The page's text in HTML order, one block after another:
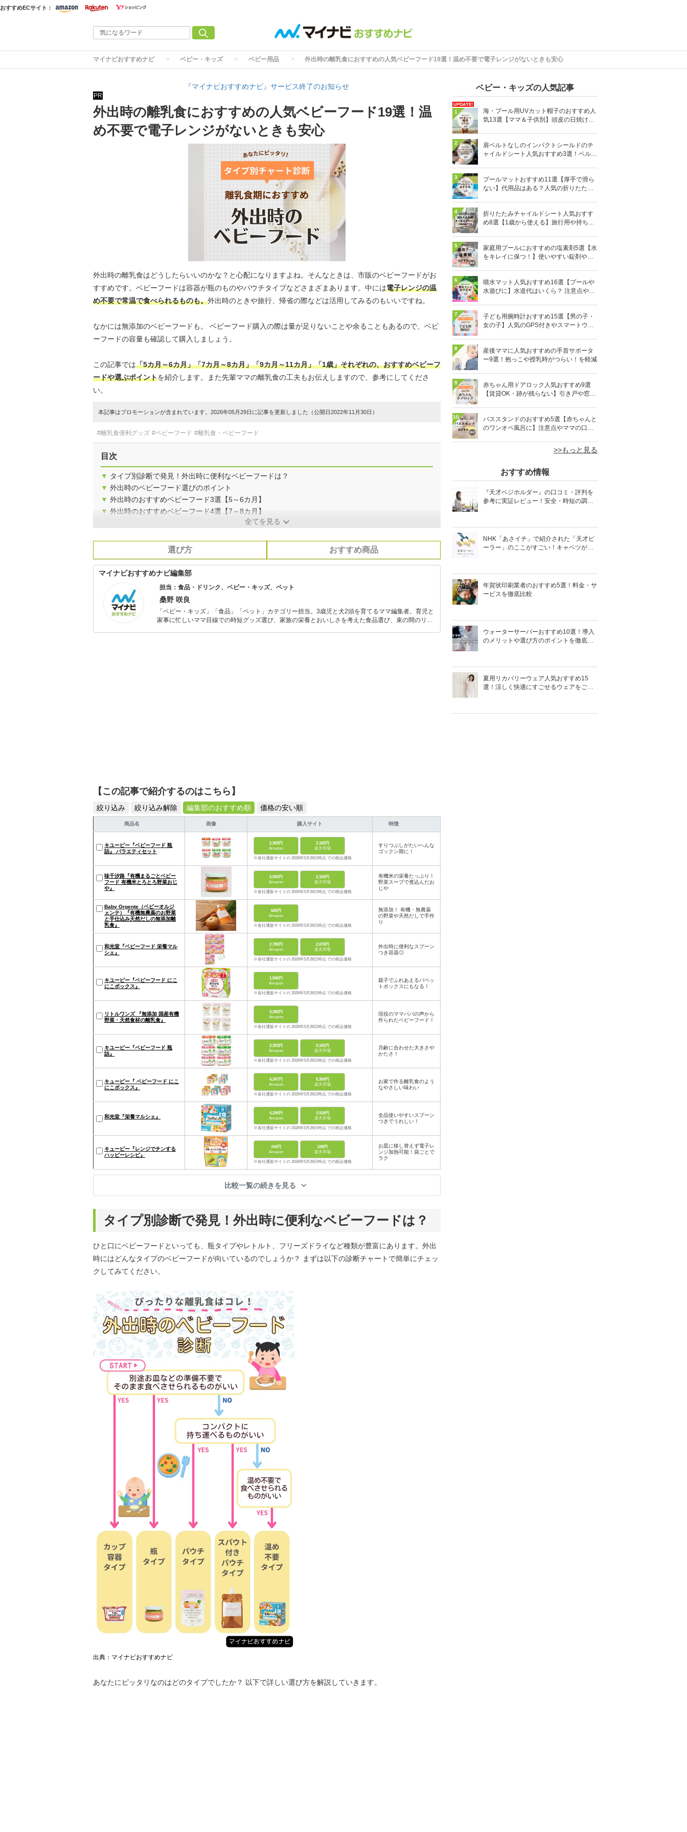
おすすめECサイト：
マイナビおすすめナビ ベビー・キッズ ベビー用品 外出時の離乳食におすすめの人気ベビーフード19選！温め不要で電子レンジがないときも安心
『マイナビおすすめナビ』サービス終了のお知らせ
PR
外出時の離乳食におすすめの人気ベビーフード19選！温
め不要で電子レンジがないときも安心
外出時の離乳食はどうしたらいいのかな？と心配になりますよね。そんなときは、市販のベビーフードがお
すすめです。ベビーフードは容器が瓶のものやパウチタイプなどさまざまあります。中には電子レンジの温
め不要で常温で食べられるものも。外出時のときや旅行、帰省の際などは活用してみるのもいいですね。
なかには無添加のベビーフードも。 ベビーフード購入の際は量が足りないことや余ることもあるので、ベビ
ーフードの容量も確認して購入しましょう。
この記事では「5カ月～6カ月」「7カ月～8カ月」「9カ月～11カ月」「1歳」それぞれの、おすすめベビーフ
ードや選ぶポイントを紹介します。また先輩ママの離乳食の工夫もお伝えしますので、参考にしてくださ
い。
本記事はプロモーションが含まれています。2026年05月29日に記事を更新しました（公開日2022年11月30日）
#離乳食便利グッズ #ベビーフード #離乳食・ベビーフード
目次
▼ タイプ別診断で発見！外出時に便利なベビーフードは？
▼ 外出時のベビーフード選びのポイント
▼ 外出時のおすすめベビーフード3選【5～6カ月】
▼ 外出時のおすすめベビーフード4選【7～8カ月】
全てを見る
選び方 おすすめ商品
マイナビおすすめナビ編集部
担当：食品・ドリンク、ベビー・キッズ、ペット
桑野 咲良
「ベビー・キッズ」「食品」「ペット」カテゴリー担当。3歳児と犬2頭を育てるママ編集者。育児と
家事に忙しいママ目線での時短グッズ選び、家族の栄養とおいしさを考えた食品選び、束の間のリラ
【この記事で紹介するのはこちら】
絞り込み 絞り込み解除 編集部のおすすめ順 価格の安い順
商品名 画像 購入サイト 特徴
キユーピー『ベビーフード 瓶
詰』 バラエティセット
2,303円
Amazon
3,182円
楽天市場
※各社通販サイトの 2026年5月26日時点 での税込価格
すりつぶしがたいへんな
ゴックン期に！
味千汐路『有機まるごとベビー
フード 有機米とろとろ野菜おじ
や』
2,900円
Amazon
2,160円
楽天市場
※各社通販サイトの 2026年5月26日時点 での税込価格
有機米の栄養たっぷり！
野菜スープで煮込んだお
じや
Baby Orgente（ベビーオルジ
ェンテ）『有機無農薬のお野菜
と手仕込み天然だしの無添加離
乳食』
626円
Amazon
※各社通販サイトの 2026年5月26日時点 での税込価格
無添加！ 有機・無農薬
の野菜や天然だしで手作
り
和光堂『ベビーフード 栄養マル
シェ』
2,780円
Amazon
2,078円
楽天市場
※各社通販サイトの 2026年5月26日時点 での税込価格
外出時に便利なスプーン
つき容器◎
キユーピー『ベビーフード にこ
にこボックス』
1,566円
Amazon
※各社通販サイトの 2026年5月26日時点 での税込価格
親子でふれあえるパペッ
トボックスにもなる！
リトルワンズ 『無添加 国産有機
野菜・天然食材の離乳食』
3,280円
Amazon
※各社通販サイトの 2026年5月26日時点 での税込価格
現役のママパパの声から
作られたベビーフード！
キユーピー『ベビーフード 瓶
詰』
2,303円
Amazon
3,182円
楽天市場
※各社通販サイトの 2026年5月26日時点 での税込価格
月齢に合わせた大きさや
かたさ！
キューピー『 ベビーフード にこ
にこボックス』
4,347円
Amazon
5,369円
楽天市場
※各社通販サイトの 2026年5月26日時点 での税込価格
お家で作る離乳食のよう
なやさしい味わい
和光堂『栄養マルシェ』
4,290円
Amazon
3,918円
楽天市場
※各社通販サイトの 2026年5月26日時点 での税込価格
全品使いやすいスプーン
つきでうれしい！
キューピー『レンジでチンする
ハッピーレシピ』
194円
Amazon
249円
楽天市場
※各社通販サイトの 2026年5月26日時点 での税込価格
お皿に移し替えず電子レ
ンジ加熱可能！袋ごとで
ラク
比較一覧の続きを見る
タイプ別診断で発見！外出時に便利なベビーフードは？
ひと口にベビーフードといっても、瓶タイプやレトルト、フリーズドライなど種類が豊富にあります。外出
時にはどんなタイプのベビーフードが向いているのでしょうか？ まずは以下の診断チャートで簡単にチェッ
クしてみてください。
出典：マイナビおすすめナビ
あなたにピッタリなのはどのタイプでしたか？ 以下で詳しい選び方を解説していきます。
ベビー・キッズの人気記事
1
海・プール用UVカット帽子のおすすめ人
気13選【ママ＆子供別】頭皮の日焼け対
2
肩ベルトなしのインパクトシールドのチ
ャイルドシート人気おすすめ3選！ベルト
3
プールマットおすすめ11選【厚手で滑ら
ない】代用品はある？人気の折りたたみ
4
折りたたみチャイルドシート人気おすす
め8選【1歳から使える】旅行用や持ち運
5
家庭用プールにおすすめの塩素剤5選【水
をキレイに保つ！】使いやすい錠剤やパ
6
噴水マット人気おすすめ16選【プールや
水遊びに】水道代はいくら？ 注意点やデ
7
子ども用腕時計おすすめ15選【男の子・
女の子】人気のGPS付きやスマートウォ
8
産後ママに人気おすすめの手首サポータ
ー9選！抱っこや授乳時がつらい！を軽減
9
赤ちゃん用ドアロック人気おすすめ9選
【賃貸OK・跡が残らない】引き戸や窓対
10
バススタンドのおすすめ5選【赤ちゃんと
のワンオペ風呂に】注意点やママの口コ
>>もっと見る
おすすめ情報
『天才ベジホルダー』の口コミ・評判を
参考に実証レビュー！安全・時短の調理
NHK「あさイチ」で紹介された「天才ピ
ーラー」のここがすごい！キャベツがほ
年賀状印刷業者のおすすめ5選！料金・サ
ービスを徹底比較
ウォーターサーバーおすすめ10選！導入
のメリットや選び方のポイントを徹底解
夏用リカバリーウェア人気おすすめ15
選！涼しく快適にすごせるウェアをご紹